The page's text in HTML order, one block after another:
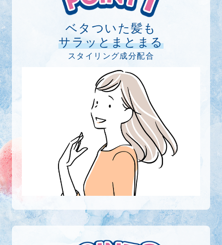
ベタついた髪も
サラッとまとまる
スタイリング成分配合